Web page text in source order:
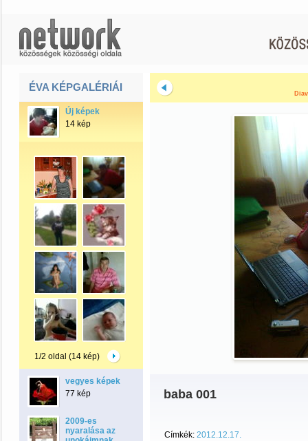
ÉVA KÉPGALÉRIÁI
Új képek
14 kép
1/2 oldal (14 kép)
vegyes képek
77 kép
2009-es
nyaralása az
baba 001
Címkék: 2012.12.17.